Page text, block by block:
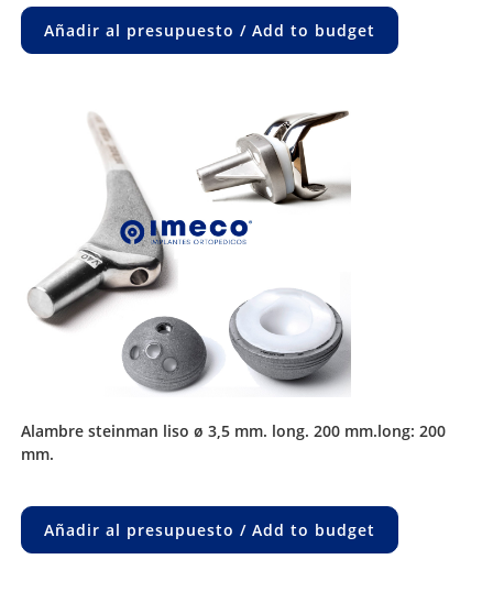
Añadir al presupuesto / Add to budget
alambre steinman liso ø 3,5 mm. long. 200 mm.long: 200
mm.
Añadir al presupuesto / Add to budget